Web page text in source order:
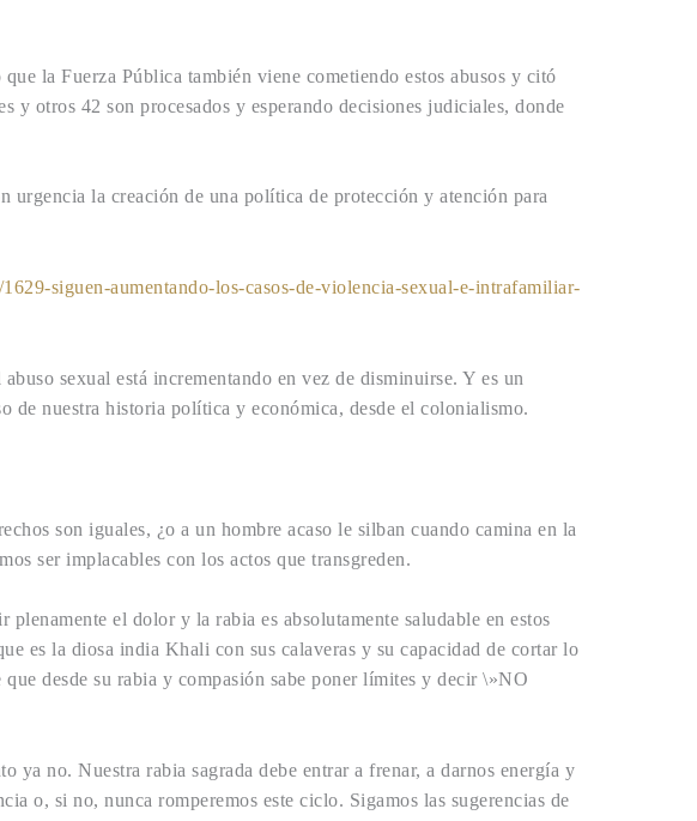
la Fuerza Pública también viene cometiendo estos abusos y citó
otros 42 son procesados y esperando decisiones judiciales, donde
urgencia la creación de una política de protección y atención para
siguen-aumentando-los-casos-de-violencia-sexual-e-intrafamiliar-
sexual está incrementando en vez de disminuirse. Y es un
de nuestra historia política y económica, desde el colonialismo.
son iguales, ¿o a un hombre acaso le silban cuando camina en la
ser implacables con los actos que transgreden.
el dolor y la rabia es absolutamente saludable en estos
es la diosa india Khali con sus calaveras y su capacidad de cortar lo
desde su rabia y compasión sabe poner límites y decir \»NO
ya no. Nuestra rabia sagrada debe entrar a frenar, a darnos energía y
o, si no, nunca romperemos este ciclo. Sigamos las sugerencias de